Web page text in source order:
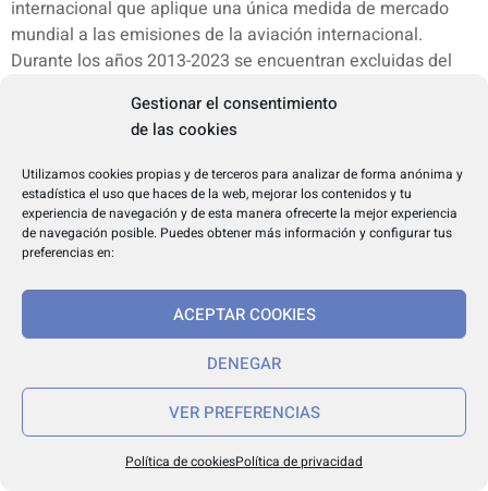
Gestionar el consentimiento
de las cookies
Utilizamos cookies propias y de terceros para analizar de forma anónima y
estadística el uso que haces de la web, mejorar los contenidos y tu
experiencia de navegación y de esta manera ofrecerte la mejor experiencia
de navegación posible. Puedes obtener más información y configurar tus
preferencias en:
ACEPTAR COOKIES
DENEGAR
VER PREFERENCIAS
Política de cookiesPolítica de privacidad
internacional que aplique una única medida de mercado
mundial a las emisiones de la aviación internacional.
Durante los años 2013-2023 se encuentran excluidas del
que hace referencia expresa la disposición transitoria
tercera, respecto de las cuales los operadores aéreos no
tienen, por tanto, obligaciones de seguimiento, notificación
y entrega de derechos de emisión. Ello no obsta a que los
operadores aéreos incluidos en el RCDE UE puedan estar
sujetos a obligaciones adicionales que se introduzcan en la
del instrumento de mercado global en el marco de la
Organización de Aviación Civil Internacional. En este
actos delegados en lo que respecta al seguimiento,
notificación y verificación adecuados de las emisiones de la
aviación internacional, a efectos de la aplicación del
mencionado instrumento de mercado global. Se añaden,